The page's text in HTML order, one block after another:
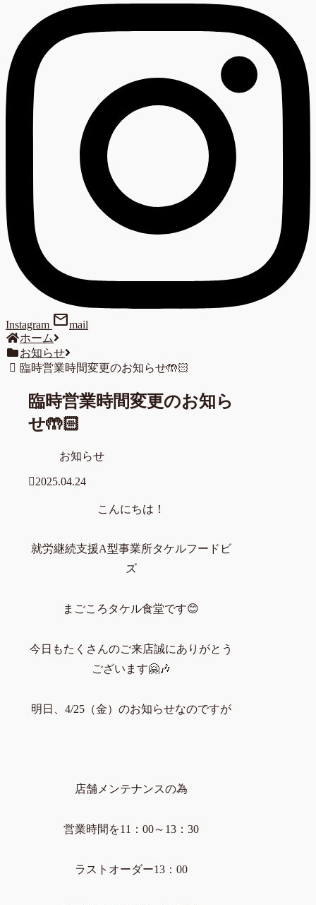
Instagram mailmail
ホーム
お知らせ
臨時営業時間変更のお知らせ🤲🏻
臨時営業時間変更のお知ら
せ🤲🏻
お知らせ
2025.04.24
こんにちは！
就労継続支援A型事業所タケルフードビ
ズ
まごころタケル食堂です😊
今日もたくさんのご来店誠にありがとう
ございます🤗🎶
明日、4/25（金）のお知らせなのですが
店舗メンテナンスの為
営業時間を11：00～13：30
ラストオーダー13：00